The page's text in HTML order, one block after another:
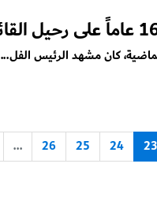
كان مشهد الرئيس الفل...
23
24
25
26
...